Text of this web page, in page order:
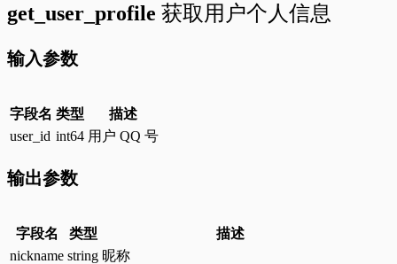
get_user_profile 获取用户个人信息
输入参数
字段名 类型
描述
user_id int64 用户 QQ 号
输出参数
字段名 类型
描述
nickname string 昵称